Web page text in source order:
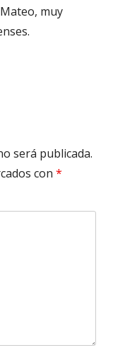
muy
será publicada.
con *